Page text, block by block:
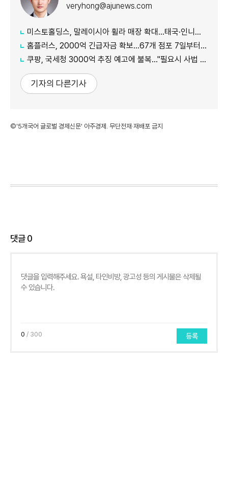
veryhong@ajunews.com
미스토홀딩스, 말레이시아 휠라 매장 확대…태국·인니로 넓힌다
홈플러스, 2000억 긴급자금 확보...67개 점포 7일부터 재가동
쿠팡, 국세청 3000억 추징 예고에 불복…"필요시 사법 소송"
기자의 다른기사
©'5개국어 글로벌 경제신문' 아주경제. 무단전재·재배포 금지
댓글0
0 / 300 등록